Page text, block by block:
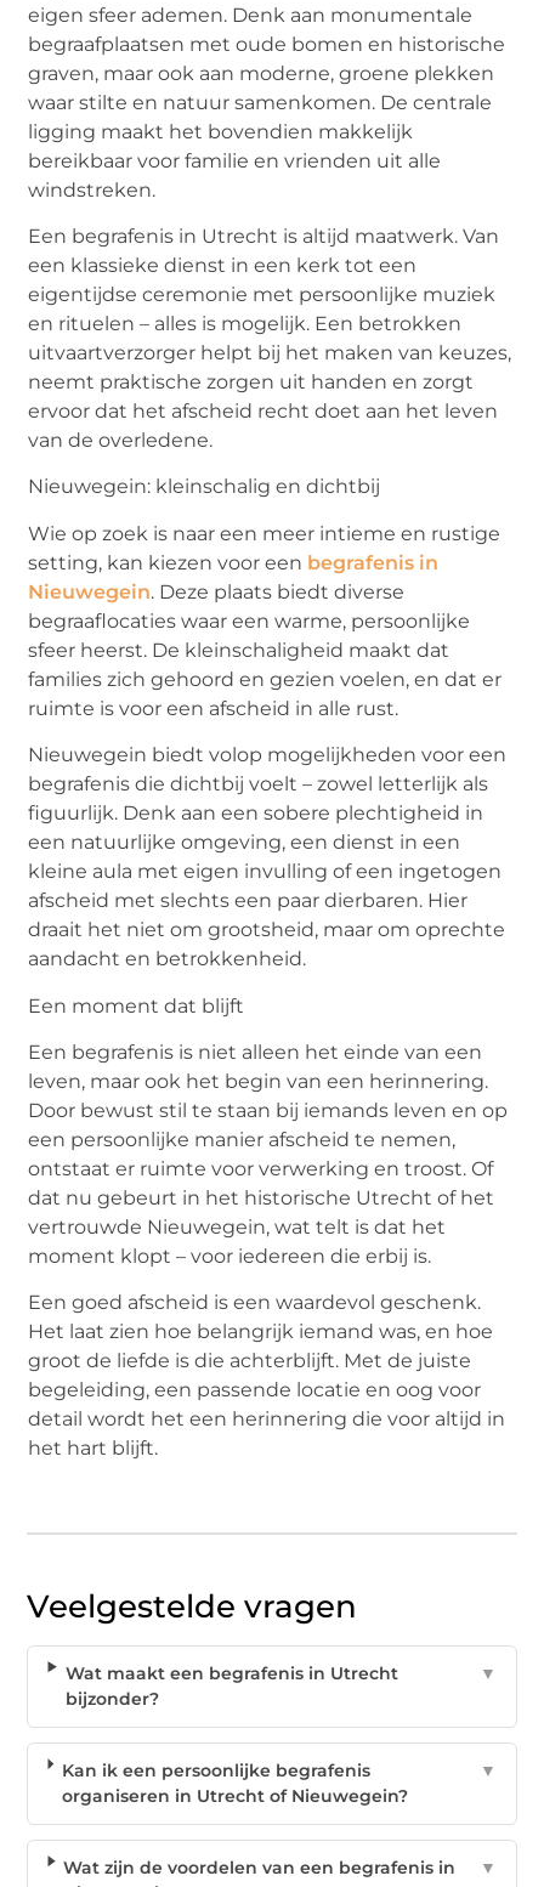
eigen sfeer ademen. Denk aan monumentale
begraafplaatsen met oude bomen en historische
graven, maar ook aan moderne, groene plekken
waar stilte en natuur samenkomen. De centrale
ligging maakt het bovendien makkelijk
bereikbaar voor familie en vrienden uit alle
windstreken.
Een begrafenis in Utrecht is altijd maatwerk. Van
een klassieke dienst in een kerk tot een
eigentijdse ceremonie met persoonlijke muziek
en rituelen – alles is mogelijk. Een betrokken
uitvaartverzorger helpt bij het maken van keuzes,
neemt praktische zorgen uit handen en zorgt
ervoor dat het afscheid recht doet aan het leven
van de overledene.
Nieuwegein: kleinschalig en dichtbij
Wie op zoek is naar een meer intieme en rustige
setting, kan kiezen voor een begrafenis in
Nieuwegein. Deze plaats biedt diverse
begraaflocaties waar een warme, persoonlijke
sfeer heerst. De kleinschaligheid maakt dat
families zich gehoord en gezien voelen, en dat er
ruimte is voor een afscheid in alle rust.
Nieuwegein biedt volop mogelijkheden voor een
begrafenis die dichtbij voelt – zowel letterlijk als
figuurlijk. Denk aan een sobere plechtigheid in
een natuurlijke omgeving, een dienst in een
kleine aula met eigen invulling of een ingetogen
afscheid met slechts een paar dierbaren. Hier
draait het niet om grootsheid, maar om oprechte
aandacht en betrokkenheid.
Een moment dat blijft
Een begrafenis is niet alleen het einde van een
leven, maar ook het begin van een herinnering.
Door bewust stil te staan bij iemands leven en op
een persoonlijke manier afscheid te nemen,
ontstaat er ruimte voor verwerking en troost. Of
dat nu gebeurt in het historische Utrecht of het
vertrouwde Nieuwegein, wat telt is dat het
moment klopt – voor iedereen die erbij is.
Een goed afscheid is een waardevol geschenk.
Het laat zien hoe belangrijk iemand was, en hoe
groot de liefde is die achterblijft. Met de juiste
begeleiding, een passende locatie en oog voor
detail wordt het een herinnering die voor altijd in
het hart blijft.
Veelgestelde vragen
Wat maakt een begrafenis in Utrecht
bijzonder?
▼
Kan ik een persoonlijke begrafenis
organiseren in Utrecht of Nieuwegein?
▼
Wat zijn de voordelen van een begrafenis in
▼